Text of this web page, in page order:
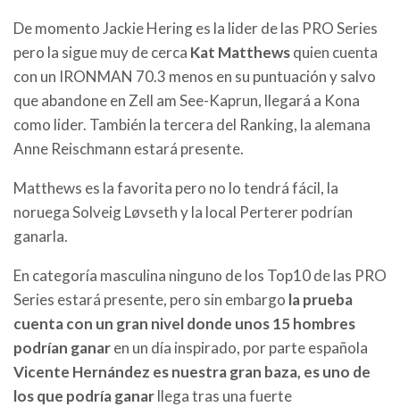
De momento Jackie Hering es la lider de las PRO Series
pero la sigue muy de cerca Kat Matthewsquien cuenta
con un IRONMAN 70.3 menos en su puntuación y salvo
que abandone en Zell am See-Kaprun, llegará a Kona
como lider. También la tercera del Ranking, la alemana
Anne Reischmann estará presente.
Matthews es la favorita pero no lo tendrá fácil, la
noruega Solveig Løvseth y la local Perterer podrían
ganarla.
En categoría masculina ninguno de los Top10 de las PRO
Series estará presente, pero sin embargo la prueba
cuenta con un gran nivel donde unos 15 hombres
podrían ganaren un día inspirado, por parte española
Vicente Hernández es nuestra gran baza, es uno de
los que podría ganarllega tras una fuerte